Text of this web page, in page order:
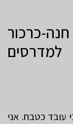
כרכור
קוראים לי עידן אני בן 29 ואני עובד כטבח. אני